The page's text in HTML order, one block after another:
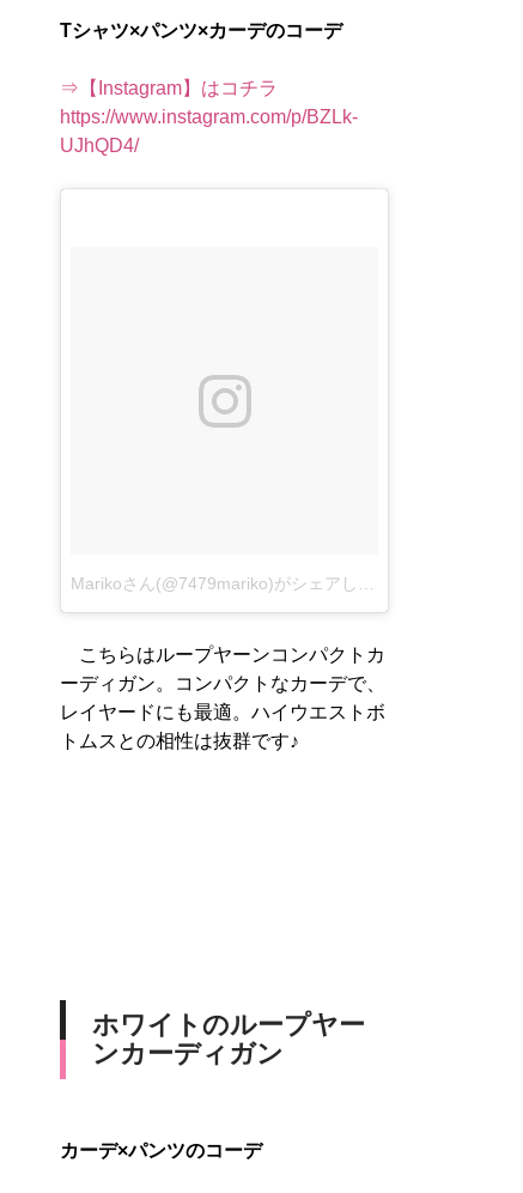
Tシャツ×パンツ×カーデのコーデ
⇒【Instagram】はコチラ
https://www.instagram.com/p/BZLk-
UJhQD4/
こちらはループヤーンコンパクトカ
ーディガン。コンパクトなカーデで、
レイヤードにも最適。ハイウエストボ
トムスとの相性は抜群です♪
ホワイトのループヤー
ンカーディガン
カーデ×パンツのコーデ